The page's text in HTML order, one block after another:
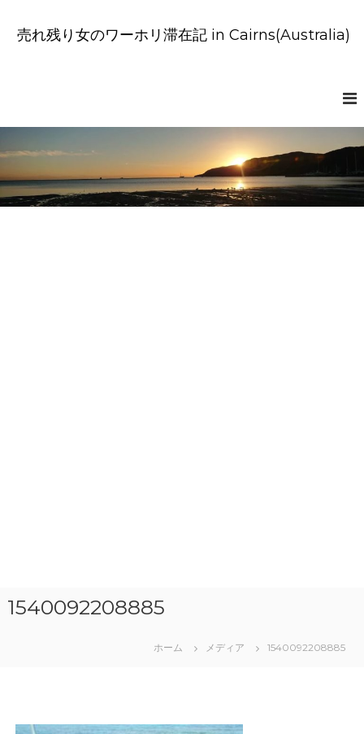
キ
プ
売れ残り女のワーホリ滞在記 in Cairns(Australia)
1540092208885
ホーム メディア 1540092208885